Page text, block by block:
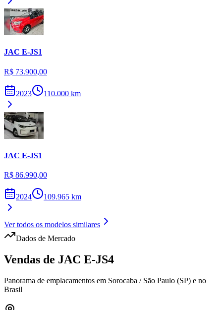
JAC E-JS1
R$ 73.900,00
2023 110.000 km
JAC E-JS1
R$ 86.990,00
2024 109.965 km
Ver todos os modelos similares
Dados de Mercado
Vendas de JAC E-JS4
Panorama de emplacamentos em Sorocaba / São Paulo (SP) e no
Brasil